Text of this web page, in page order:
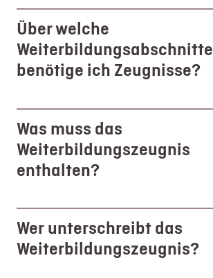
Über welche
Weiterbildungsabschnitte
benötige ich Zeugnisse?
Was muss das
Weiterbildungszeugnis
enthalten?
Wer unterschreibt das
Weiterbildungszeugnis?